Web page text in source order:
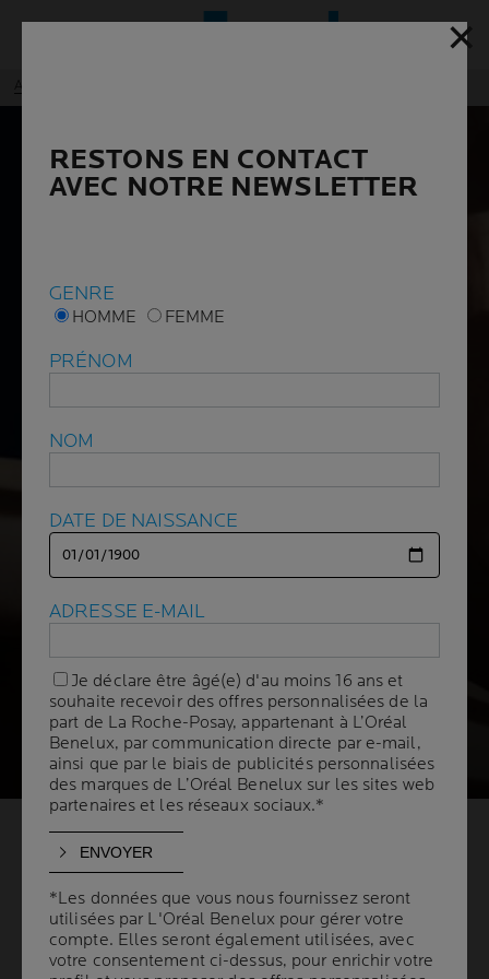
ANTHELIOS
FLUIDE INVISIBLE TEINTÉ
SPF50+
ULTRA HAUTE PROTECTION
UV
0,0/5 (0 avis)
0,0/5 (0 avis)
✕
RESTONS EN CONTACT
AVEC NOTRE NEWSLETTER
GENRE
HOMME FEMME
PRÉNOM
NOM
DATE DE NAISSANCE
ADRESSE E-MAIL
Je déclare être âgé(e) d'au moins 16 ans et
souhaite recevoir des offres personnalisées de la
part de La Roche-Posay, appartenant à L’Oréal
Benelux, par communication directe par e-mail,
ainsi que par le biais de publicités personnalisées
des marques de L’Oréal Benelux sur les sites web
partenaires et les réseaux sociaux.*
*Les données que vous nous fournissez seront
utilisées par L'Oréal Benelux pour gérer votre
compte. Elles seront également utilisées, avec
votre consentement ci-dessus, pour enrichir votre
✕
RESTONS EN CONTACT
AVEC NOTRE NEWSLETTER
GENRE
HOMME FEMME
PRÉNOM
NOM
DATE DE NAISSANCE
ADRESSE E-MAIL
Je déclare être âgé(e) d'au moins 16 ans et
souhaite recevoir des offres personnalisées de la
part de La Roche-Posay, appartenant à L’Oréal
Benelux, par communication directe par e-mail,
ainsi que par le biais de publicités personnalisées
des marques de L’Oréal Benelux sur les sites web
partenaires et les réseaux sociaux.*
*Les données que vous nous fournissez seront
utilisées par L'Oréal Benelux pour gérer votre
compte. Elles seront également utilisées, avec
votre consentement ci-dessus, pour enrichir votre